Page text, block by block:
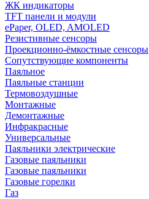
ЖК индикаторы
TFT панели и модули
ePaper, OLED, AMOLED
Резистивные сенсоры
Проекционно-ёмкостные сенсоры
Сопутствующие компоненты
Паяльное
Паяльные станции
Термовоздушные
Монтажные
Демонтажные
Инфракрасные
Универсальные
Паяльники электрические
Газовые паяльники
Газовые паяльники
Газовые горелки
Газ